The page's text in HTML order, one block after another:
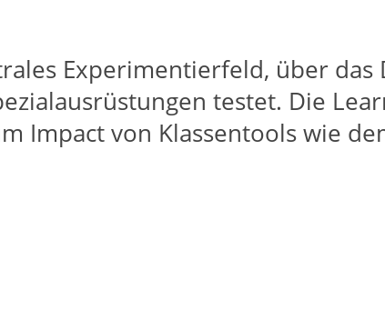
Experimentierfeld, über das
testet. Die
Impact von Klassentools wie